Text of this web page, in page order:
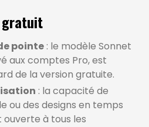
gratuit
pointe : le modèle Sonnet
aux comptes Pro, est
de la version gratuite.
: la capacité de
ou des designs en temps
à tous les